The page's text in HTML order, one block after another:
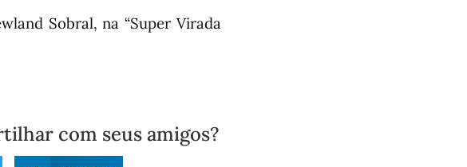
Sobral, na “Super Virada
com seus amigos?